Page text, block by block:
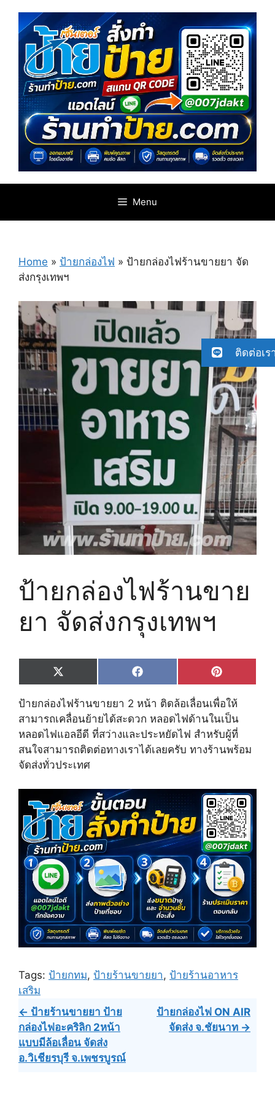
content
Menu
Home » ป้ายกล่องไฟ » ป้ายกล่องไฟร้านขายยา จัด
ส่งกรุงเทพฯ
ป้ายกล่องไฟร้านขาย
ยา จัดส่งกรุงเทพฯ
Share
on
X
(
T
w
i
t
e
r
)
Share
on
F
a
c
e
b
o
o
k
Share
on
P
i
n
t
e
e
s
ป้ายกล่องไฟร้านขายยา 2 หน้า ติดล้อเลื่อนเพื่อให้
สามารถเคลื่อนย้ายได้สะดวก หลอดไฟด้านในเป็น
หลอดไฟแอลอีดี ที่สว่างและประหยัดไฟ สำหรับผู้ที่
สนใจสามารถติดต่อทางเราได้เลยครับ ทางร้านพร้อม
จัดส่งทั่วประเทศ
Tags: ป้ายกทม, ป้ายร้านขายยา, ป้ายร้านอาหาร
เสริม
Post
navigation
← ป้ายร้านขายยา ป้าย
กล่องไฟอะคริลิก 2หน้า
แบบมีล้อเลื่อน จัดส่ง
อ.วิเชียรบุรี จ.เพชรบูรณ์
ป้ายกล่องไฟ ON AIR
จัดส่ง จ.ชัยนาท →
ติดต่อเร